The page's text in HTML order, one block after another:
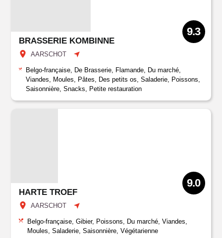
BRASSERIE KOMBINNE
AARSCHOT
9.3
Belgo-française, De Brasserie, Flamande, Du marché,
Viandes, Moules, Pâtes, Des petits os, Saladerie, Poissons,
Saisonnière, Snacks, Petite restauration
HARTE TROEF
AARSCHOT
9.0
Belgo-française, Gibier, Poissons, Du marché, Viandes,
Moules, Saladerie, Saisonnière, Végétarienne